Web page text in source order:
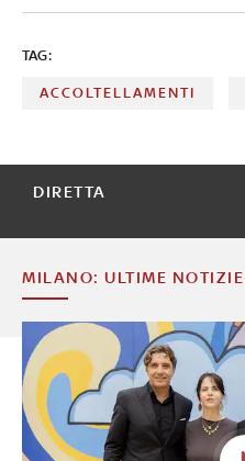
TAG:
ACCOLTELLAMENTI
DIRETTA
MILANO: ULTIME NOTIZIE